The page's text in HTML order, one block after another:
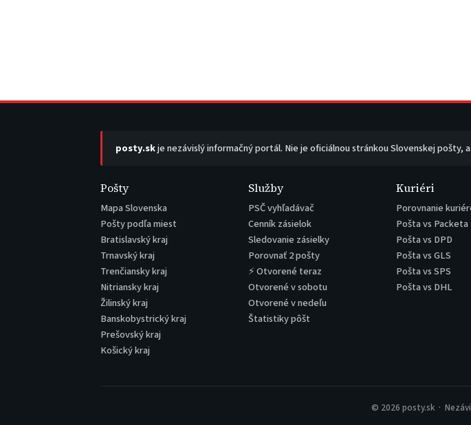
posty.skje nezávislý informačný portál. Nie je oficiálnou stránkou Slovenskej pošty,
Pošty
Mapa Slovenska
Pošty podľa miest
Bratislavský kraj
Trnavský kraj
Trenčiansky kraj
Nitriansky kraj
Žilinský kraj
Banskobystrický kraj
Prešovský kraj
Košický kraj
Služby
PSČ vyhľadávač
Cenník zásielok
Sledovanie zásielky
Porovnať 2 pošty
⚡ Otvorené teraz
Otvorené v sobotu
Otvorené v nedeľu
Štatistiky pôšt
Kuriéri
Porovnanie
Pošta vs Packeta
Pošta vs DPD
Pošta vs GLS
Pošta vs SPS
Pošta vs DHL
© 2026 posty.sk ·